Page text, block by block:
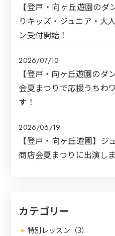
【登戸・向ヶ丘遊園の
りキッズ・ジュニア・大
ン受付開始！
2026/07/10
【登戸・向ヶ丘遊園のダ
会夏まつりで応援うちわ
す！
2026/06/19
【登戸・向ヶ丘遊園】ジ
商店会夏まつりに出演し
カテゴリー
特別レッスン（3）